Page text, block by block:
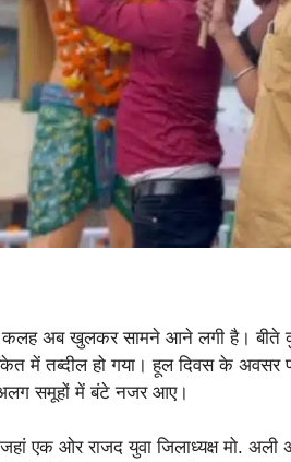
कलह अब खुलकर सामने आने लगी है। बीते
में तब्दील हो गया। हूल दिवस के अवसर
अलग समूहों में बंटे नजर आए।
एक ओर राजद युवा जिलाध्यक्ष मो.